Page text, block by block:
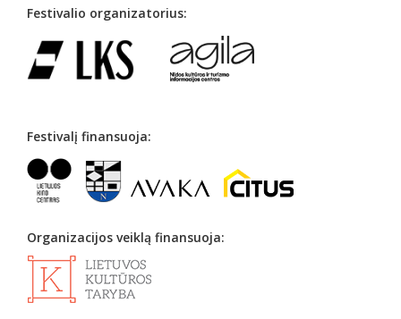
Festivalio organizatorius:
Festivalį finansuoja:
Organizacijos veiklą finansuoja: